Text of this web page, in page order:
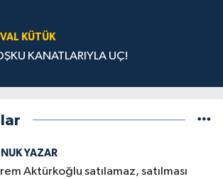
KÜTÜK
KANATLARIYLA UÇ!
YAZAR
Aktürkoğlu satılamaz, satılması